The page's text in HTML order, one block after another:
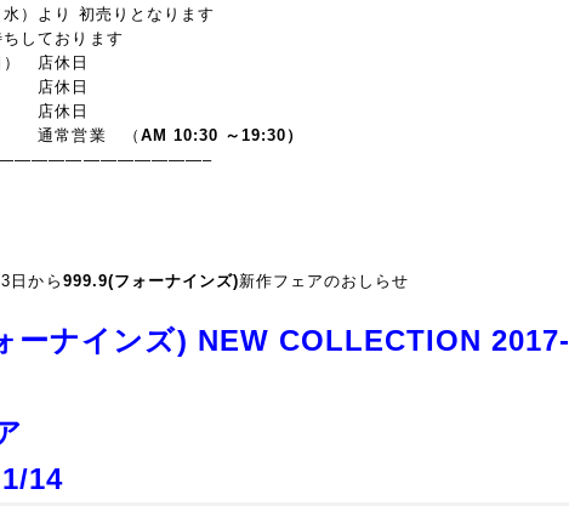
）より 初売りとなります
しております
） 店休日
店休日
店休日
通常営業 （AM 10:30 ～19:30）
日から999.9(フォーナインズ)新作フェアのおしらせ
ーナインズ) NEW COLLECTION 2017-
14